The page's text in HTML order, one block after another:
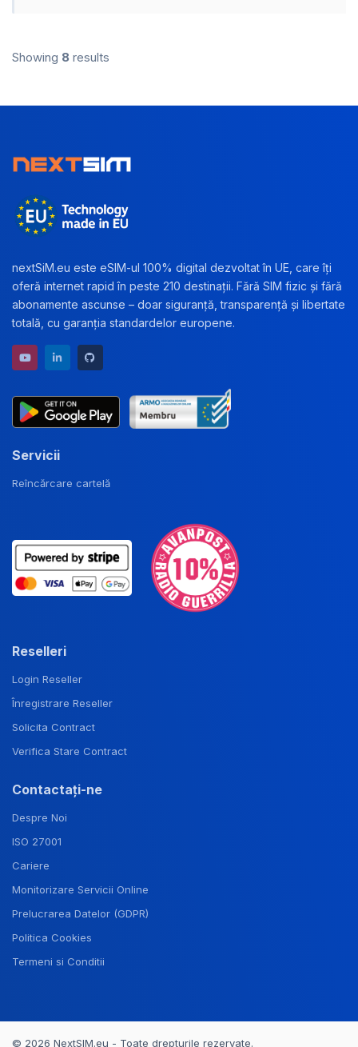
Showing 8 results
nextSiM.eu este eSIM-ul 100% digital dezvoltat în UE, care îți
oferă internet rapid în peste 210 destinații. Fără SIM fizic și fără
abonamente ascunse – doar siguranță, transparență și libertate
totală, cu garanția standardelor europene.
YouTube channel
LinkedIn profile
Servicii
Reîncărcare cartelă
Reselleri
Login Reseller
Înregistrare Reseller
Solicita Contract
Verifica Stare Contract
Contactați-ne
Despre Noi
ISO 27001
Cariere
Monitorizare Servicii Online
Prelucrarea Datelor (GDPR)
Politica Cookies
Termeni si Conditii
© 2026 NextSIM.eu - Toate drepturile rezervate.